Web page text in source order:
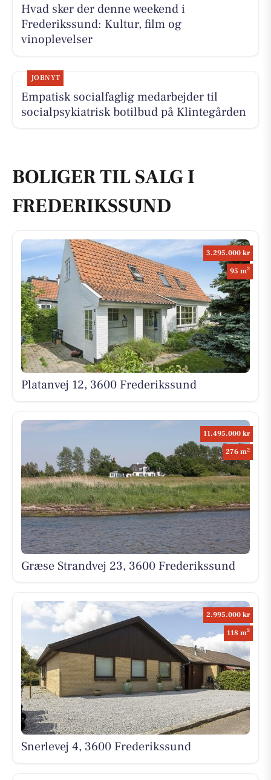
Hvad sker der denne weekend i
Frederikssund: Kultur, film og
vinoplevelser
JOBNYT
Empatisk socialfaglig medarbejder til
socialpsykiatrisk botilbud på Klintegården
BOLIGER TIL SALG I
FREDERIKSSUND
3.295.000 kr
95 m2
Platanvej 12, 3600 Frederikssund
11.495.000 kr
276 m2
Græse Strandvej 23, 3600 Frederikssund
2.995.000 kr
118 m2
Snerlevej 4, 3600 Frederikssund